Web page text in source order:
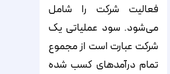
فعالیت شرکت را شامل
می‌شود. سود عملیاتی یک
شرکت عبارت است از مجموع
تمام درآمدهای کسب شده